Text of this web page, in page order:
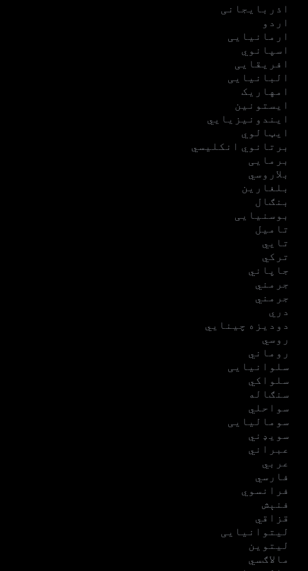
اذربایجانی
اردو
ارمانیایی
اسپانوي
افریقایی
البانیایی
امهاریک
ایستونین
ایندونیزیایي
ایټالوي
برتانوي انکلیسي
برمایی
بلاروسي
بلغارین
بنګال
بوسنیایی
تامیل
تایي
ترکي
جاپاني
جرمني
جرمني
دري
دودیزه چینایي
روسي
روماني
سلوانیایی
سلواکي
سنګاله
سواحلي
سومالیایی
سویډني
عبراني
عربي
فارسي
فرانسوي
فنېش
قزاقي
لیتوانیایی
لیتوین
مالاګسي